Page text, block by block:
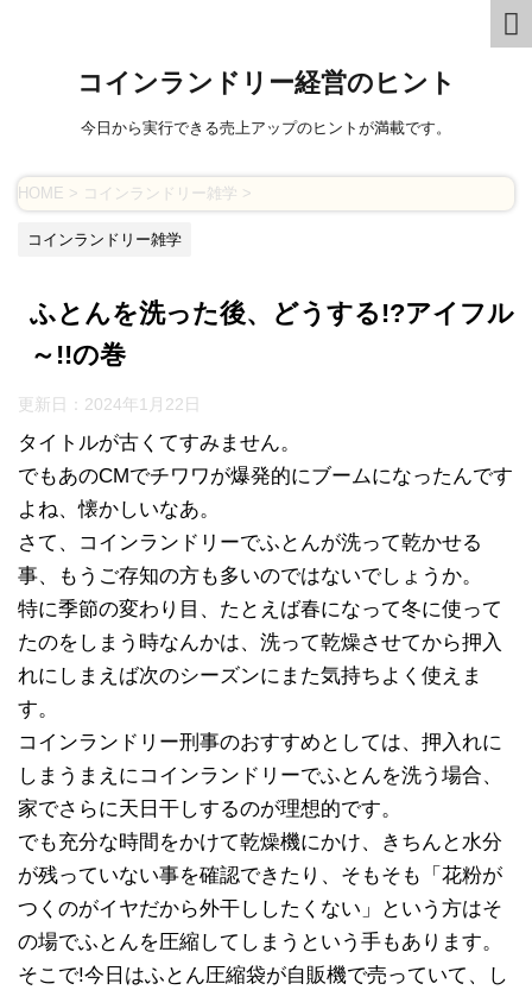
コインランドリー経営のヒント
今日から実行できる売上アップのヒントが満載です。
HOME > コインランドリー雑学 >
コインランドリー雑学
ふとんを洗った後、どうする!?アイフル
～!!の巻
更新日： 2024年1月22日
タイトルが古くてすみません。
でもあのCMでチワワが爆発的にブームになったんです
よね、懐かしいなあ。
さて、コインランドリーでふとんが洗って乾かせる
事、もうご存知の方も多いのではないでしょうか。
特に季節の変わり目、たとえば春になって冬に使って
たのをしまう時なんかは、洗って乾燥させてから押入
れにしまえば次のシーズンにまた気持ちよく使えま
す。
コインランドリー刑事のおすすめとしては、押入れに
しまうまえにコインランドリーでふとんを洗う場合、
家でさらに天日干しするのが理想的です。
でも充分な時間をかけて乾燥機にかけ、きちんと水分
が残っていない事を確認できたり、そもそも「花粉が
つくのがイヤだから外干ししたくない」という方はそ
の場でふとんを圧縮してしまうという手もあります。
そこで!今日はふとん圧縮袋が自販機で売っていて、し